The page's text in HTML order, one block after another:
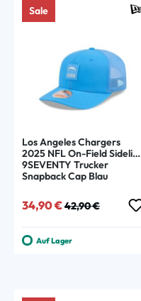
Sale
Los Angeles Chargers
2025 NFL On-Field Sideline
9SEVENTY Trucker
Snapback Cap Blau
Verkaufspreis:
34,90 € Regulärer Preis:
42,90 €
Auf Lager